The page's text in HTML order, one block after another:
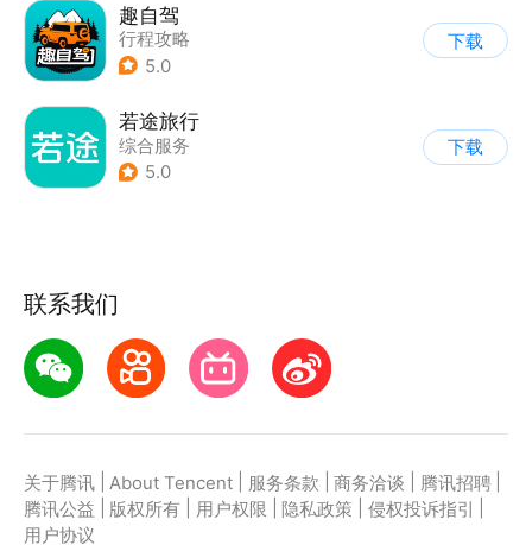
趣自驾
行程攻略
5.0
下载
若途旅行
综合服务
5.0
下载
联系我们
关于腾讯 About Tencent 服务条款 商务洽谈 腾讯招聘
腾讯公益
版权所有 用户权限 隐私政策 侵权投诉指引
用户协议